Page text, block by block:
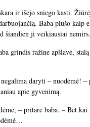
ir išėjo sniego kasti.
Baba plušo kaip
šiandien ji veikiausiai nemirs.
grindis ražine apšlavė,
daryti – nuodėmė! –
apie gyvenimą.
– pritarė baba. – Bet